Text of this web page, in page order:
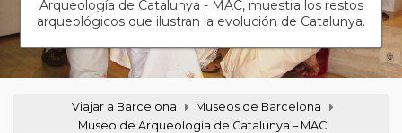
Arqueología de Catalunya - MAC, muestra los restos
arqueológicos que ilustran la evolución de Catalunya.
Viajar a Barcelona
Museos de Barcelona
Museo de Arqueología de Catalunya – MAC